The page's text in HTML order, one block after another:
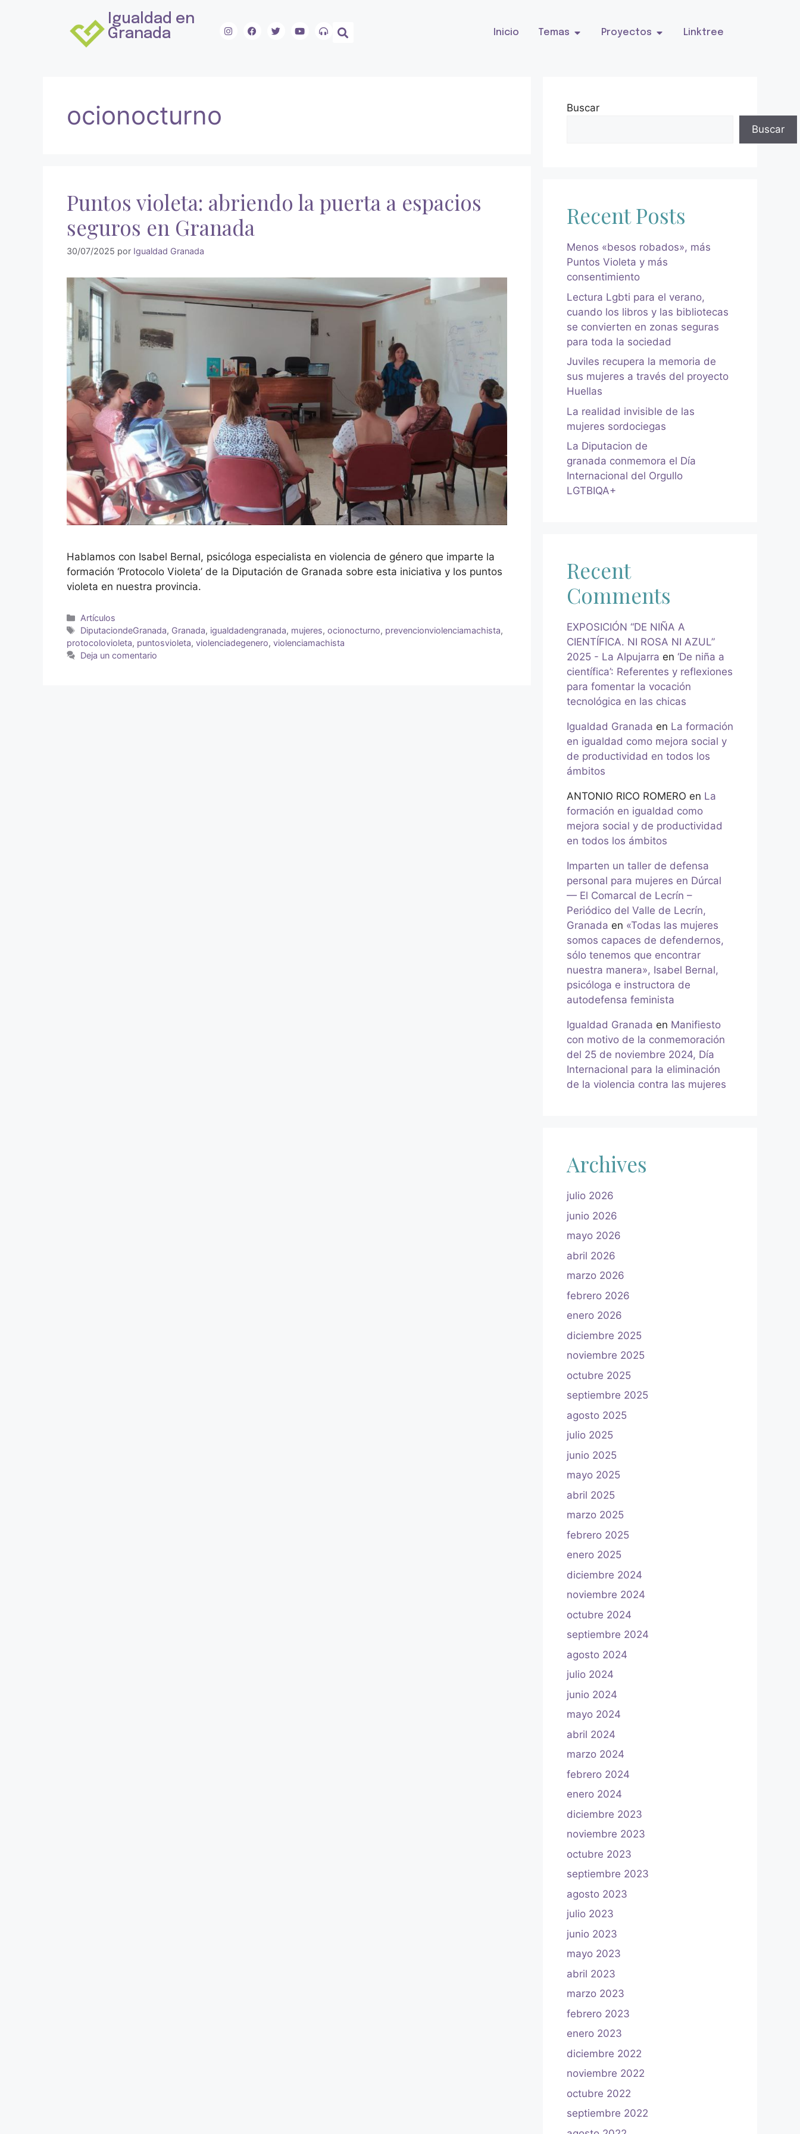
Igualdad en
Granada
Inicio Temas Proyectos Linktree
ocionocturno
Puntos violeta: abriendo la puerta a espacios
seguros en Granada
30/07/2025 por Igualdad Granada
Hablamos con Isabel Bernal, psicóloga especialista en violencia de género que imparte la
formación ‘Protocolo Violeta’ de la Diputación de Granada sobre esta iniciativa y los puntos
violeta en nuestra provincia.
Artículos
DiputaciondeGranada, Granada, igualdadengranada, mujeres,ocionocturno, prevencionviolenciamachista,
protocolovioleta, puntosvioleta, violenciadegenero, violenciamachista
Deja un comentario
Buscar
Buscar
Recent Posts
Menos «besos robados», más
Puntos Violeta y más
consentimiento
Lectura Lgbti para el verano,
cuando los libros y las bibliotecas
se convierten en zonas seguras
para toda la sociedad
Juviles recupera la memoria de
sus mujeres a través del proyecto
Huellas
La realidad invisible de las
mujeres sordociegas
La Diputacion de
granada conmemora el Día
Internacional del Orgullo
LGTBIQA+
Recent
Comments
EXPOSICIÓN “DE NIÑA A
CIENTÍFICA. NI ROSA NI AZUL”
2025 - La Alpujarra en ‘De niña a
científica’: Referentes y reflexiones
para fomentar la vocación
tecnológica en las chicas
Igualdad Granada en La formación
en igualdad como mejora social y
de productividad en todos los
ámbitos
ANTONIO RICO ROMERO en La
formación en igualdad como
mejora social y de productividad
en todos los ámbitos
Imparten un taller de defensa
personal para mujeres en Dúrcal
— El Comarcal de Lecrín –
Periódico del Valle de Lecrín,
Granada en «Todas las mujeres
somos capaces de defendernos,
sólo tenemos que encontrar
nuestra manera», Isabel Bernal,
psicóloga e instructora de
autodefensa feminista
Igualdad Granada en Manifiesto
con motivo de la conmemoración
del 25 de noviembre 2024, Día
Internacional para la eliminación
de la violencia contra las mujeres
Archives
julio 2026
junio 2026
mayo 2026
abril 2026
marzo 2026
febrero 2026
enero 2026
diciembre 2025
noviembre 2025
octubre 2025
septiembre 2025
agosto 2025
julio 2025
junio 2025
mayo 2025
abril 2025
marzo 2025
febrero 2025
enero 2025
diciembre 2024
noviembre 2024
octubre 2024
septiembre 2024
agosto 2024
julio 2024
junio 2024
mayo 2024
abril 2024
marzo 2024
febrero 2024
enero 2024
diciembre 2023
noviembre 2023
octubre 2023
septiembre 2023
agosto 2023
julio 2023
junio 2023
mayo 2023
abril 2023
marzo 2023
febrero 2023
enero 2023
diciembre 2022
noviembre 2022
octubre 2022
septiembre 2022